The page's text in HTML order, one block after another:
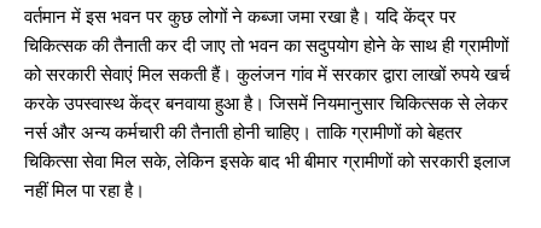
वर्तमान में इस भवन पर कुछ लोगों ने कब्जा जमा रखा है। यदि केंद्र पर
चिकित्सक की तैनाती कर दी जाए तो भवन का सदुपयोग होने के साथ ही ग्रामीणों
को सरकारी सेवाएं मिल सकती हैं। कुलंजन गांव में सरकार द्वारा लाखों रुपये खर्च
करके उपस्वास्थ केंद्र बनवाया हुआ है। जिसमें नियमानुसार चिकित्सक से लेकर
नर्स और अन्य कर्मचारी की तैनाती होनी चाहिए। ताकि ग्रामीणों को बेहतर
चिकित्सा सेवा मिल सके, लेकिन इसके बाद भी बीमार ग्रामीणों को सरकारी इलाज
नहीं मिल पा रहा है।